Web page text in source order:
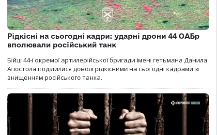
Рідкісні на сьогодні кадри: ударні дрони 44 ОАБр
вполювали російський танк
Бійці 44-ї окремої артилерійської бригади імені гетьмана Данила
Апостола поділилися доволі рідкісними на сьогодні кадрами зі
знищенням російського танка.